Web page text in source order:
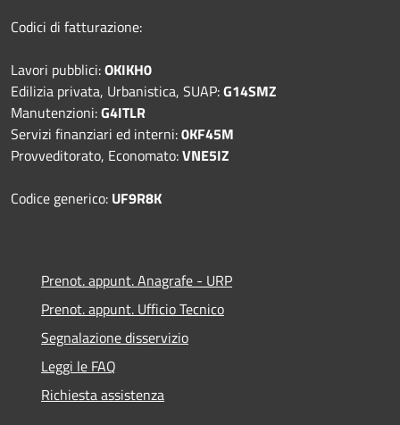
Codici di fatturazione:
Lavori pubblici:OKIKH0
Edilizia privata, Urbanistica, SUAP:G14SMZ
Manutenzioni:G4ITLR
Servizi finanziari ed interni:0KF45M
Provveditorato, Economato:VNE5IZ
Codice generico: UF9R8K
Prenot. appunt. Anagrafe - URP
Prenot. appunt. Ufficio Tecnico
Segnalazione disservizio
Leggi le FAQ
Richiesta assistenza